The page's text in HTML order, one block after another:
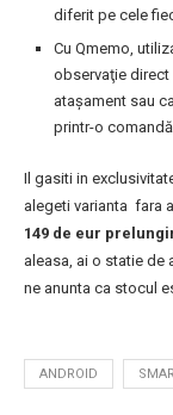
diferit pe cele
Cu Qmemo,
observaţie direct
ataşament sau
printr-o
Il gasiti in
alegeti varianta fara
149 de eur
aleasa, ai o statie de
ne anunta ca stocul
ANDROID